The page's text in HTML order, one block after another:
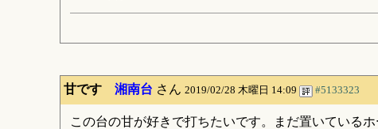
甘です 湘南台 さん 2019/02/28 木曜日 14:09 #5133323
この台の甘が好きで打ちたいです。まだ置いている